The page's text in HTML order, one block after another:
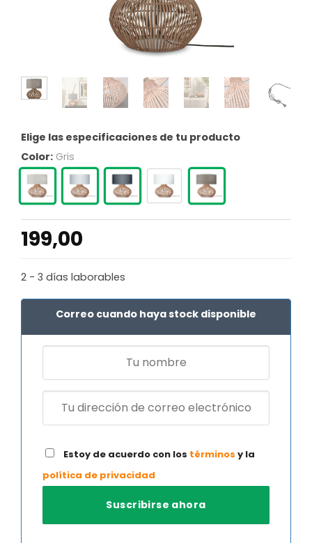
Elige las especificaciones de tu producto
Color: Gris
199,00
2 - 3 días laborables
Correo cuando haya stock disponible
Estoy de acuerdo con los términos y la
política de privacidad